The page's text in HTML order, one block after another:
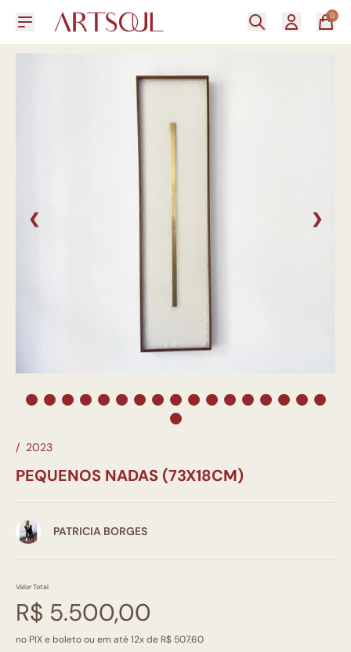
0
❮ ❯
/ 2023
PEQUENOS NADAS (73X18CM)
PATRICIA BORGES
Valor Total
R$ 5.500,00
no PIX e boleto ou em até 12x de R$ 507,60